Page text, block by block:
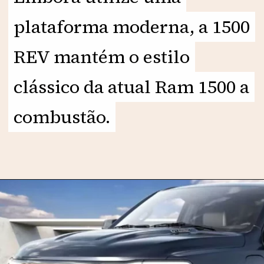
plataforma moderna, a 1500
REV mantém o estilo
clássico da atual Ram 1500 a
combustão.
plataforma moderna, a 1500
REV mantém o estilo
clássico da atual Ram 1500 a
combustão.
https://motorprime.com.br/1500-rev-nova-pickup-da-ram-chega-em-2025-em-outro-patamar/